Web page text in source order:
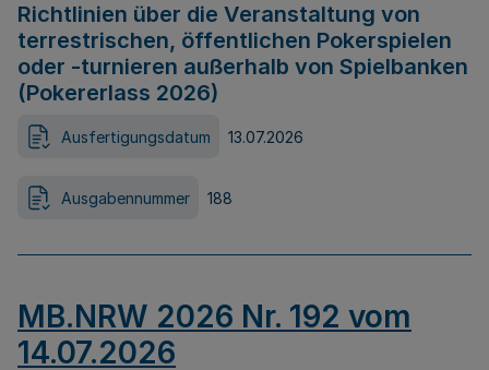
Richtlinien über die Veranstaltung von
terrestrischen, öffentlichen Pokerspielen
oder -turnieren außerhalb von Spielbanken
(Pokererlass 2026)
Ausfertigungsdatum 13.07.2026
Ausgabennummer 188
MB.NRW 2026 Nr. 192 vom
14.07.2026